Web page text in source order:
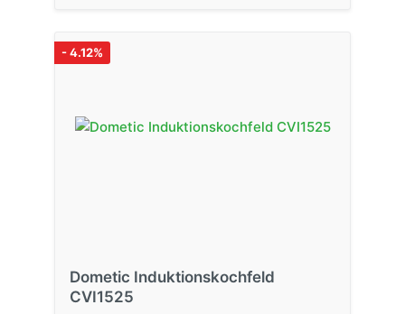
- 4.12%
Dometic Induktionskochfeld
CVI1525